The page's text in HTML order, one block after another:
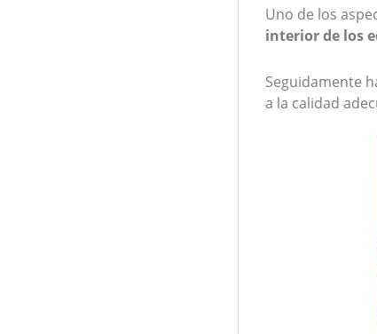
Uno de los
interior de los
Seguidamente
a la calidad